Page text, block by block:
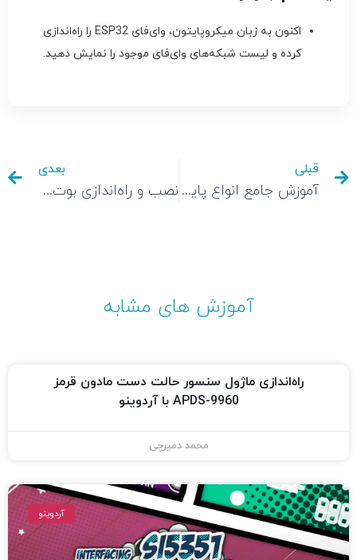
اکنون به زبان میکروپایتون، وای‌فای ESP32 را راه‌اندازی
کرده و لیست شبکه‌های وای‌فای موجود را نمایش دهید.
قبلی
آموزش جامع انواع پایه های میکروکنترلر ESP32: از کدام پایه های ESP32 استفاده کنیم؟
بعدی
نصب و راه‌اندازی بوت لودر آردوینو روی میکروکنترلرهای AVR
آموزش های مشابه
راه‌اندازی ماژول سنسور حالت دست مادون قرمز
APDS-9960 با آردوینو
محمد دمیرچی
آردوینو